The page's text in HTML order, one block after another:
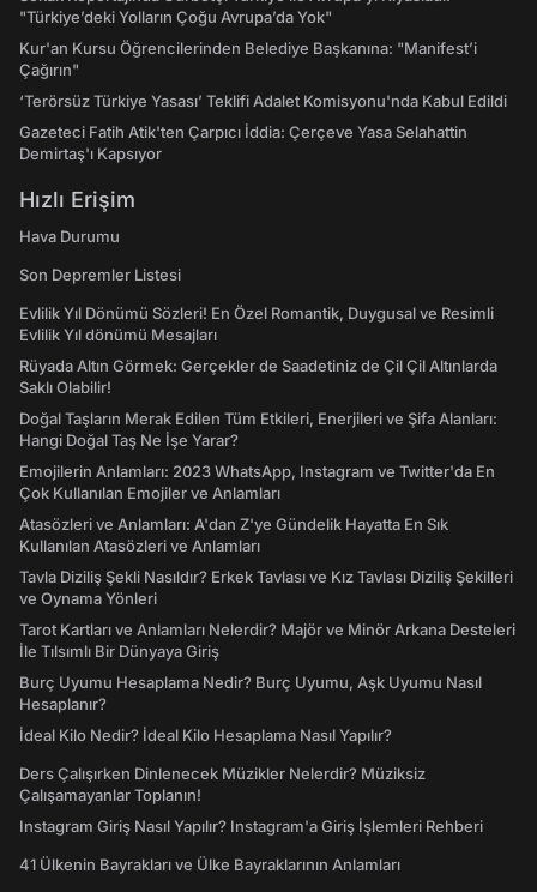
"Türkiye’deki Yolların Çoğu Avrupa’da Yok"
Kur'an Kursu Öğrencilerinden Belediye Başkanına: "Manifest’i
Çağırın"
‘Terörsüz Türkiye Yasası’ Teklifi Adalet Komisyonu'nda Kabul Edildi
Gazeteci Fatih Atik'ten Çarpıcı İddia: Çerçeve Yasa Selahattin
Demirtaş'ı Kapsıyor
Hızlı Erişim
Hava Durumu
Son Depremler Listesi
Evlilik Yıl Dönümü Sözleri! En Özel Romantik, Duygusal ve Resimli
Evlilik Yıl dönümü Mesajları
Rüyada Altın Görmek: Gerçekler de Saadetiniz de Çil Çil Altınlarda
Saklı Olabilir!
Doğal Taşların Merak Edilen Tüm Etkileri, Enerjileri ve Şifa Alanları:
Hangi Doğal Taş Ne İşe Yarar?
Emojilerin Anlamları: 2023 WhatsApp, Instagram ve Twitter'da En
Çok Kullanılan Emojiler ve Anlamları
Atasözleri ve Anlamları: A'dan Z'ye Gündelik Hayatta En Sık
Kullanılan Atasözleri ve Anlamları
Tavla Diziliş Şekli Nasıldır? Erkek Tavlası ve Kız Tavlası Diziliş Şekilleri
ve Oynama Yönleri
Tarot Kartları ve Anlamları Nelerdir? Majör ve Minör Arkana Desteleri
İle Tılsımlı Bir Dünyaya Giriş
Burç Uyumu Hesaplama Nedir? Burç Uyumu, Aşk Uyumu Nasıl
Hesaplanır?
İdeal Kilo Nedir? İdeal Kilo Hesaplama Nasıl Yapılır?
Ders Çalışırken Dinlenecek Müzikler Nelerdir? Müziksiz
Çalışamayanlar Toplanın!
Instagram Giriş Nasıl Yapılır? Instagram'a Giriş İşlemleri Rehberi
41 Ülkenin Bayrakları ve Ülke Bayraklarının Anlamları